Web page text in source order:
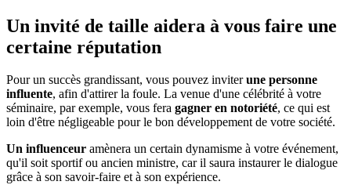
Un invité de taille aidera à vous faire une
certaine réputation
Pour un succès grandissant, vous pouvez inviterune personne
influente, afin d'attirer la foule. La venue d'une célébrité à votre
séminaire, par exemple, vous fera gagner en notoriété, ce qui est
loin d'être négligeable pour le bon développement de votre société.
Un influenceur amènera un certain dynamisme à votre événement,
qu'il soit sportif ou ancien ministre, car il saura instaurer le dialogue
grâce à son savoir-faire et à son expérience.